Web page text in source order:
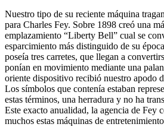
Nuestro tipo de su reciente máquina
para Charles Fey. Sobre 1898 creó una
emplazamiento “Liberty Bell” cual se
esparcimiento más distinguido de su
poseía tres carretes, que llegan a
ponían en movimiento mediante una
oriente dispositivo recibió nuestro apodo
Los símbolos que contenía estaban
estas términos, una herradura y no ha
Este exacto anualidad, la agencia de Fey
muchos estas máquinas de